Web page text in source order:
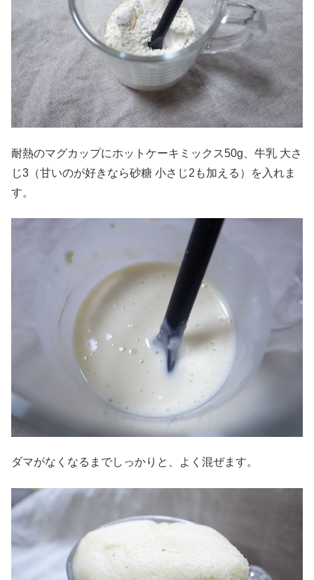
耐熱のマグカップにホットケーキミックス50g、牛乳 大さ
じ3（甘いのが好きなら砂糖 小さじ2も加える）を入れま
す。
ダマがなくなるまでしっかりと、よく混ぜます。